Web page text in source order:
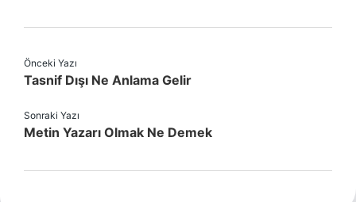
Önceki Yazı
Tasnif Dışı Ne Anlama Gelir
Sonraki Yazı
Metin Yazarı Olmak Ne Demek